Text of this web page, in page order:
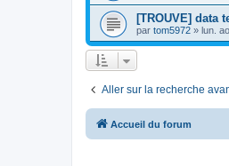
[TROUVE] data
par tom5972 » lun.
Aller sur la recherche
Accueil du forum